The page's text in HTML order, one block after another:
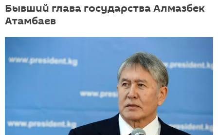
Бывший глава государства Алмазбек
Атамбаев